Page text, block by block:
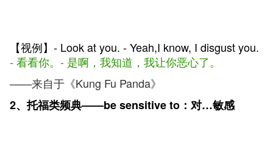
【视例】- Look at you. - Yeah,I know, I disgust you.
- 看看你。- 是啊，我知道，我让你恶心了。
——来自于《Kung Fu Panda》
2、托福类频典——be sensitive to：对…敏感